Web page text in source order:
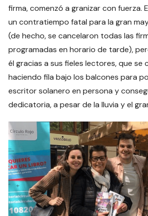
firma, comenzó a granizar con fuerza.
un contratiempo fatal para la gran
(de hecho, se cancelaron todas las
programadas en horario de tarde),
él gracias a sus fieles lectores, que se
haciendo fila bajo los balcones para
escritor solanero en persona y
dedicatoria, a pesar de la lluvia y el